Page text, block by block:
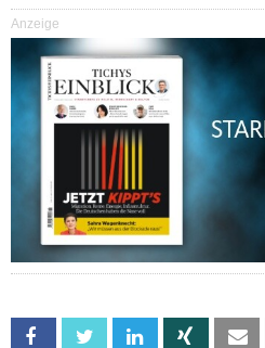
Anzeige
Facebook Twitter Linkedin Xing